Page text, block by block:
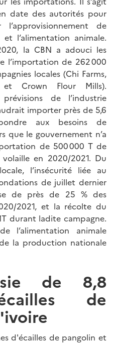
date des autorités pour
de
et l’alimentation animale.
la CBN a adouci les
l’importation de 262 000
locales (Chi Farms,
et Crown Flour Mills).
de l’industrie
importer près de 5,6
aux besoins de
que le gouvernement n’a
de 500 000 T de
en 2020/2021. Du
l’insécurité liée au
de juillet dernier
de près de 25 % des
2021, et la récolte du
durant ladite campagne.
l’alimentation animale
la production nationale
de 8,8
de
d'écailles de pangolin et